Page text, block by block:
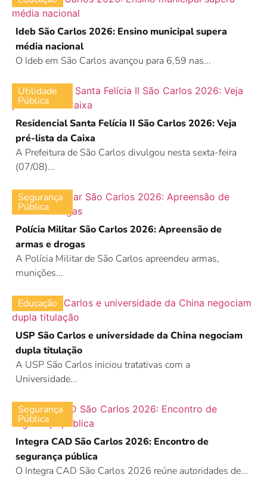
Ideb São Carlos 2026: Ensino municipal supera
média nacional
O Ideb em São Carlos avançou para 6,59 nas...
Utilidade
Pública
Residencial Santa Felícia II São Carlos 2026: Veja
pré-lista da Caixa
A Prefeitura de São Carlos divulgou nesta sexta-feira
(07/08)...
Segurança
Pública
Polícia Militar São Carlos 2026: Apreensão de
armas e drogas
A Polícia Militar de São Carlos apreendeu armas,
munições...
Educação
USP São Carlos e universidade da China negociam
dupla titulação
A USP São Carlos iniciou tratativas com a
Universidade...
Segurança
Pública
Integra CAD São Carlos 2026: Encontro de
segurança pública
O Integra CAD São Carlos 2026 reúne autoridades de...